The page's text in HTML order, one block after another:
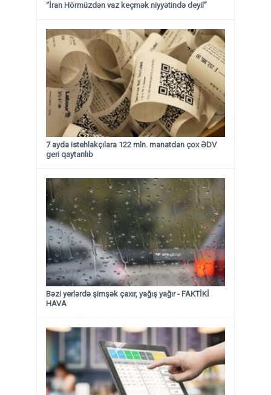
“İran Hörmüzdən vaz keçmək niyyətində deyil”
7 ayda istehlakçılara 122 mln. manatdan çox ƏDV
geri qaytarılıb
Bəzi yerlərdə şimşək çaxır, yağış yağır - FAKTİKİ
HAVA